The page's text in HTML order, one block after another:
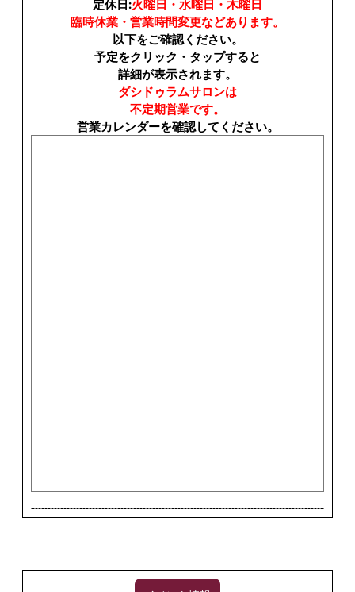
定休日:火曜日・水曜日・木曜日
臨時休業・営業時間変更などあります。
以下をご確認ください。
予定をクリック・タップすると
詳細が表示されます。
ダシドゥラムサロンは
不定期営業です。
営業カレンダーを確認してください。